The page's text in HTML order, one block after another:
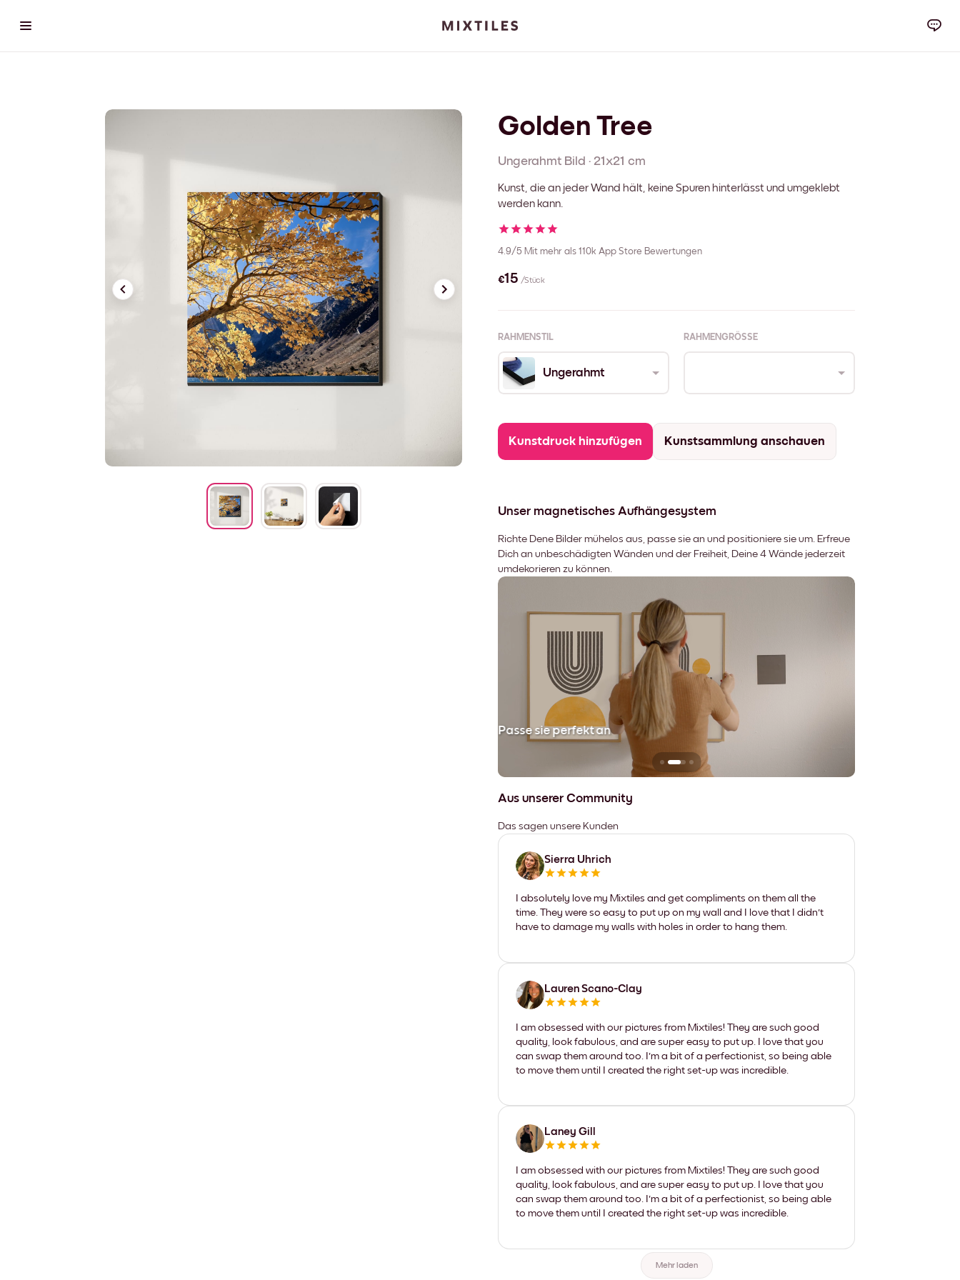
Golden Tree
Ungerahmt Bild · 21x21 cm
Kunst, die an jeder Wand hält, keine Spuren hinterlässt und umgeklebt
werden kann.
4.9/5 Mit mehr als 110k App Store Bewertungen
€15 /Stück
RAHMENSTIL RAHMENGRÖSSE
Ungerahmt
Kunstdruck hinzufügen Kunstsammlung anschauen
Unser magnetisches Aufhängesystem
Richte Dene Bilder mühelos aus, passe sie an und positioniere sie um. Erfreue
Dich an unbeschädigten Wänden und der Freiheit, Deine 4 Wände jederzeit
umdekorieren zu können.
Passe sie perfekt an
Aus unserer Community
Das sagen unsere Kunden
Sierra Uhrich
I absolutely love my Mixtiles and get compliments on them all the
time. They were so easy to put up on my wall and I love that I didn't
have to damage my walls with holes in order to hang them.
Lauren Scano-Clay
I am obsessed with our pictures from Mixtiles! They are such good
quality, look fabulous, and are super easy to put up. I love that you
can swap them around too. I'm a bit of a perfectionist, so being able
to move them until I created the right set-up was incredible.
Laney Gill
I am obsessed with our pictures from Mixtiles! They are such good
quality, look fabulous, and are super easy to put up. I love that you
can swap them around too. I'm a bit of a perfectionist, so being able
to move them until I created the right set-up was incredible.
Mehr laden